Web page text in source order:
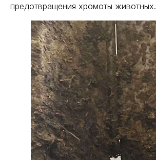
предотвращения хромоты животных.